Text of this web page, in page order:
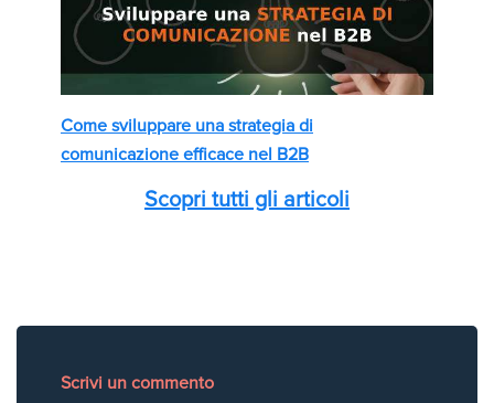
Come sviluppare una strategia di
comunicazione efficace nel B2B
Scopri tutti gli articoli
Scrivi un commento